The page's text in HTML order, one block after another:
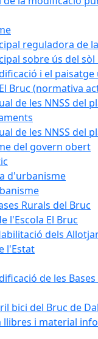
reguladora de
sobre ús del sòl
i el paisatge
Bruc (normativa
de les NNSS del
de les NNSS del
del govern obert
d'urbanisme
Rurals del Bruc
l'Escola El Bruc
dels
l'Estat
de les
bici del Bruc de
i material